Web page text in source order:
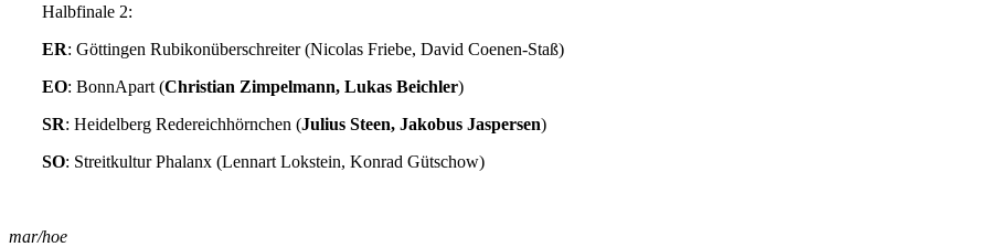
Halbfinale 2:
ER: Göttingen Rubikonüberschreiter (Nicolas Friebe, David Coenen-Staß)
EO: BonnApart (Christian Zimpelmann, Lukas Beichler)
SR: Heidelberg Redereichhörnchen (Julius Steen, Jakobus Jaspersen)
SO: Streitkultur Phalanx (Lennart Lokstein, Konrad Gütschow)
mar/hoe